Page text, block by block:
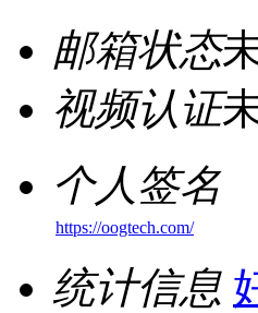
邮箱状态
视频认证
个人签名
https://oogtech.com/
统计信息